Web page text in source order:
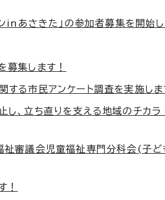
あさきた」の参加者募集を開始し
募集します！
市民アンケート調査を実施しま
、立ち直りを支える地域のチカ
議会児童福祉専門分科会(子ども
！